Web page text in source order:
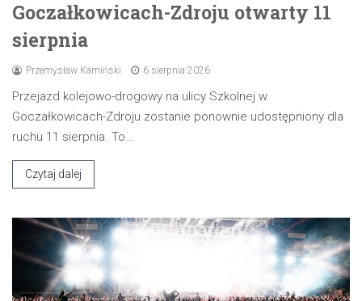
Goczałkowicach-Zdroju otwarty 11
sierpnia
Przemysław Kamiński 6 sierpnia 2026
Przejazd kolejowo-drogowy na ulicy Szkolnej w
Goczałkowicach-Zdroju zostanie ponownie udostępniony dla
ruchu 11 sierpnia. To…
Czytaj dalej